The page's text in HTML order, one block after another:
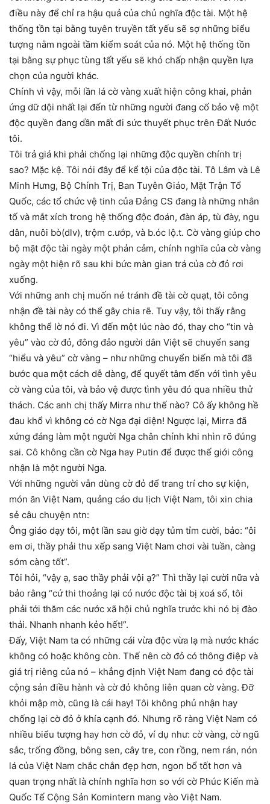
điều này để chỉ ra hậu quả của chủ nghĩa độc tài. Một hệ
thống tồn tại bằng tuyên truyền tất yếu sẽ sợ những biểu
tượng nằm ngoài tầm kiểm soát của nó. Một hệ thống tồn
tại bằng sự phục tùng tất yếu sẽ khó chấp nhận quyền lựa
chọn của người khác.
Chính vì vậy, mỗi lần lá cờ vàng xuất hiện công khai, phản
ứng dữ dội nhất lại đến từ những người đang cố bảo vệ một
độc quyền đang dần mất đi sức thuyết phục trên Đất Nước
tôi.
Tôi trả giá khi phải chống lại những độc quyền chính trị
sao? Mặc kệ. Tôi nói đây để kể tội của độc tài. Tô Lâm và Lê
Minh Hưng, Bộ Chính Trị, Ban Tuyên Giáo, Mặt Trận Tổ
Quốc, các tổ chức vệ tinh của Đảng CS đang là những nhân
tố và mắt xích trong hệ thống độc đoán, đàn áp, tù đày, ngu
dân, nuôi bò(dlv), trộm c.ướp, và b.óc lộ.t. Cờ vàng giúp cho
bộ mặt độc tài ngày một phản cảm, chính nghĩa của cờ vàng
ngày một hiện rõ sau khi bức màn gian trá của cờ đỏ rơi
xuống.
Với những anh chị muốn né tránh đề tài cờ quạt, tôi công
nhận đề tài này có thể gây chia rẽ. Tuy vậy, tôi thấy rằng
không thể lờ nó đi. Vì đến một lúc nào đó, thay cho “tin và
yêu” vào cờ đỏ, đông đảo người dân Việt sẽ chuyển sang
“hiểu và yêu” cờ vàng – như những chuyển biến mà tôi đã
bước qua một cách dễ dàng, để quyết tâm đến với tình yêu
cờ vàng của tôi, và bảo vệ được tình yêu đó qua nhiều thử
thách. Các anh chị thấy Mirra như thế nào? Cô ấy không hề
đau khổ vì không có cờ Nga đại diện! Ngược lại, Mirra đã
xứng đáng làm một người Nga chân chính khi nhìn rõ đúng
sai. Cô không cần cờ Nga hay Putin để được thế giới công
nhận là một người Nga.
Với những người vẫn dùng cờ đỏ để trang trí cho sự kiện,
món ăn Việt Nam, quảng cáo du lịch Việt Nam, tôi xin chia
sẻ câu chuyện ntn:
Ông giáo dạy tôi, một lần sau giờ dạy tủm tỉm cười, bảo: “ôi
em ơi, thầy phải thu xếp sang Việt Nam chơi vài tuần, càng
sớm càng tốt”.
Tôi hỏi, “vậy ạ, sao thầy phải vội ạ?” Thì thầy lại cười nữa và
bảo rằng “cứ thi thoảng lại có nước độc tài bị xoá sổ, tôi
phải tới thăm các nước xã hội chủ nghĩa trước khi nó bị đào
thải. Nhanh nhanh kẻo hết!”.
Đấy, Việt Nam ta có những cái vừa độc vừa lạ mà nước khác
không có hoặc không còn. Thế nên cờ đỏ có thông điệp và
giá trị riêng của nó – khẳng định Việt Nam đang có độc tài
cộng sản điều hành và cờ đỏ không liên quan cờ vàng. Đỡ
khỏi mập mờ, cũng là cái hay! Tôi không phủ nhận hay
chống lại cờ đỏ ở khía cạnh đó. Nhưng rõ ràng Việt Nam có
nhiều biểu tượng hay hơn cờ đỏ, ví dụ như: cờ vàng, cờ ngũ
sắc, trống đồng, bông sen, cây tre, con rồng, nem rán, nón
lá của Việt Nam chắc chắn đẹp hơn, ngon bổ tốt hơn và
quan trọng nhất là chính nghĩa hơn so với cờ Phúc Kiến mà
Quốc Tế Cộng Sản Komintern mang vào Việt Nam.